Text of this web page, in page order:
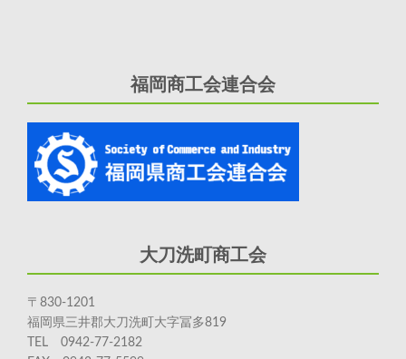
福岡商工会連合会
大刀洗町商工会
〒830-1201
福岡県三井郡大刀洗町大字冨多819
TEL 0942-77-2182